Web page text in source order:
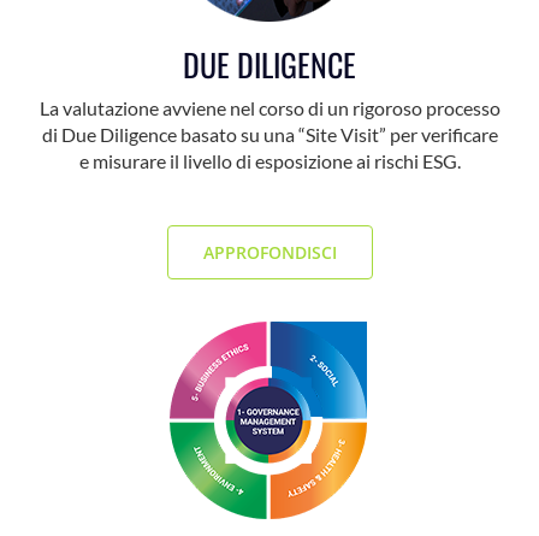
DUE DILIGENCE
La valutazione avviene nel corso di un rigoroso processo
di Due Diligence basato su una “Site Visit” per verificare
e misurare il livello di esposizione ai rischi ESG.
APPROFONDISCI